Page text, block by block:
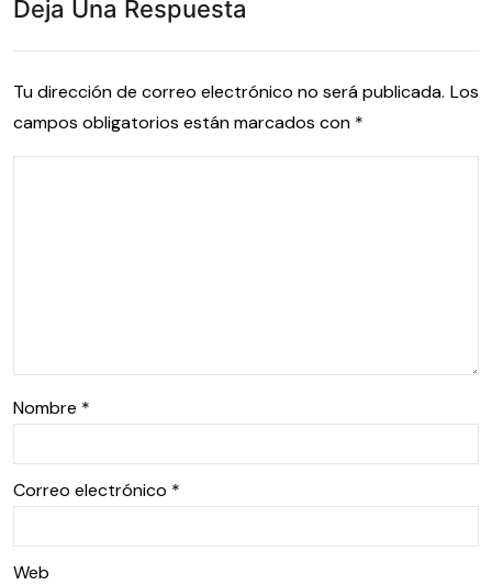
Deja Una Respuesta
Tu dirección de correo electrónico no será publicada. Los
campos obligatorios están marcados con *
Nombre *
Correo electrónico *
Web